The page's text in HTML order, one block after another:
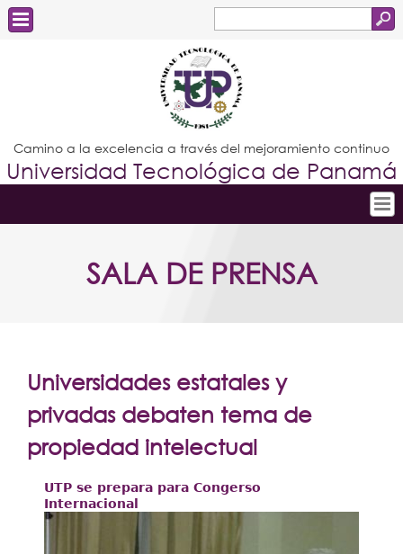
de
búsqueda
Estudiantes
Docentes
Administrativos
Graduados
Camino a la excelencia a través del mejoramiento continuo
Universidad Tecnológica de Panamá
Conoce la UTP
Postgrados
Extensión
Facultades
Internacional
SALA DE PRENSA
Universidades estatales y
privadas debaten tema de
propiedad intelectual
UTP se prepara para Congerso
Internacional